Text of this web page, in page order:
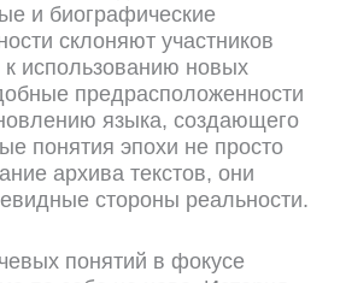
и биографические
склоняют участников
использованию новых
предрасположенности
языка, создающего
понятия эпохи не просто
архива текстов, они
стороны реальности.
понятий в фокусе